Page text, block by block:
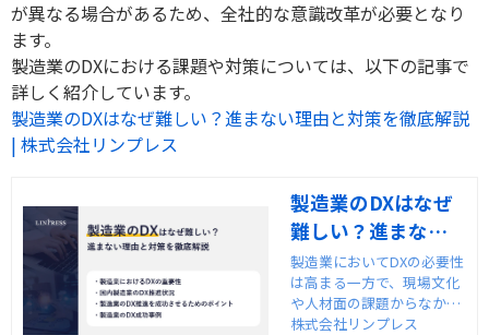
が異なる場合があるため、全社的な意識改革が必要となり
ます。
製造業のDXにおける課題や対策については、以下の記事で
詳しく紹介しています。
製造業のDXはなぜ難しい？進まない理由と対策を徹底解説
| 株式会社リンプレス
製造業のDXはなぜ
難しい？進まない
理由と対策を徹底
解説
製造業においてDXの必要性
は高まる一方で、現場文化
や人材面の課題からなかな
か進まない企業も少なくあ
株式会社リンプレス